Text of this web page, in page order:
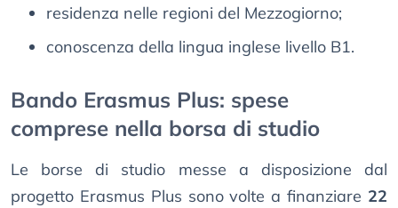
residenza nelle regioni del Mezzogiorno;
conoscenza della lingua inglese livello B1.
Bando Erasmus Plus: spese
comprese nella borsa di studio
Le borse di studio messe a disposizione dal
progetto Erasmus Plus sono volte a finanziare 22